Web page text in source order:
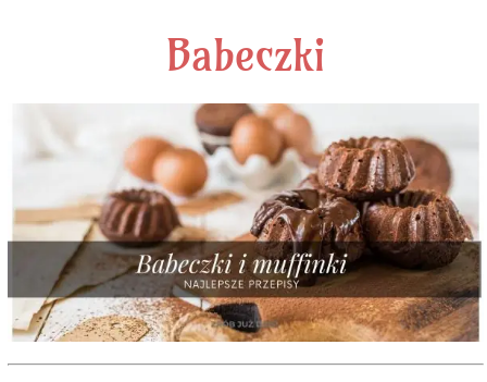
Desery
Napoje
Pieczywo
Przetwory
Babeczki